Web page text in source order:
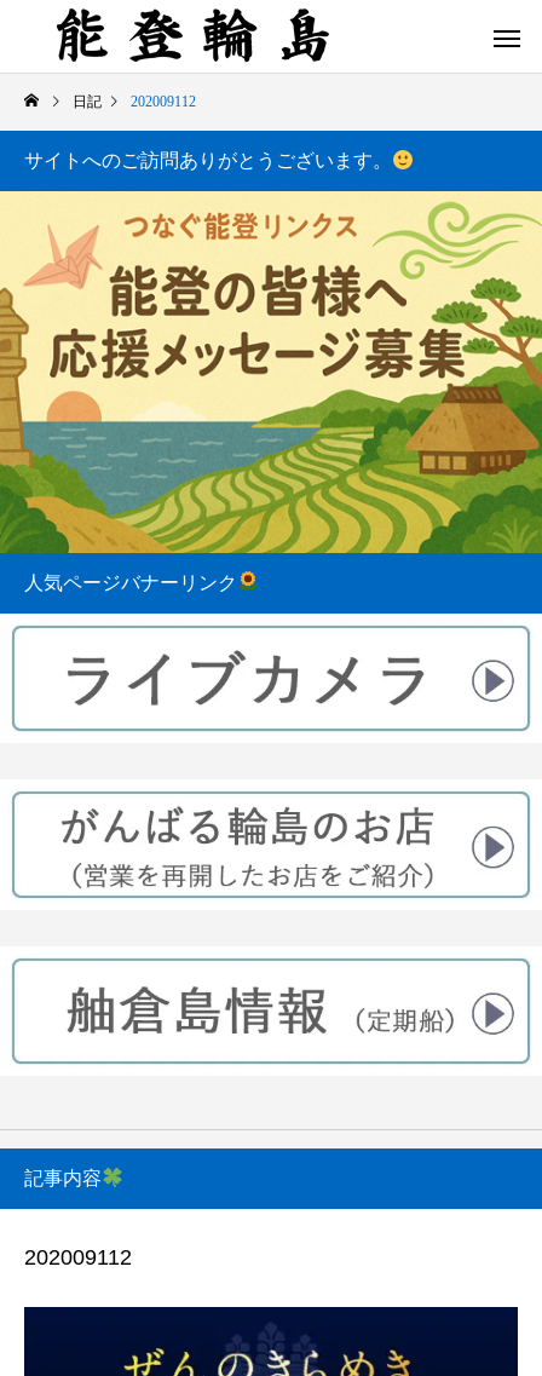
白米千枚田 あぜのきらめき（アルバム）
2023.08.31
今日の白米千枚田
日記 202009112
サイトへのご訪問ありがとうございます。
人気ページバナーリンク
記事内容
202009112